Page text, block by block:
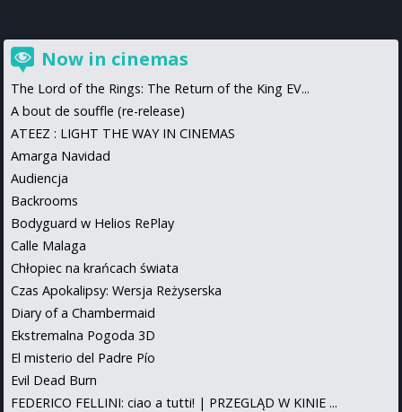
Now in cinemas
The Lord of the Rings: The Return of the King EV...
A bout de souffle (re-release)
ATEEZ : LIGHT THE WAY IN CINEMAS
Amarga Navidad
Audiencja
Backrooms
Bodyguard w Helios RePlay
Calle Malaga
Chłopiec na krańcach świata
Czas Apokalipsy: Wersja Reżyserska
Diary of a Chambermaid
Ekstremalna Pogoda 3D
El misterio del Padre Pío
Evil Dead Burn
FEDERICO FELLINI: ciao a tutti! | PRZEGLĄD W KINIE ...